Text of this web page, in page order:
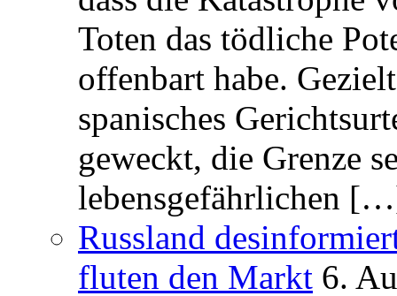
Toten das tödliche
offenbart habe.
spanisches
geweckt, die Grenze
lebensgefährlichen
Russland
fluten den Markt 6.